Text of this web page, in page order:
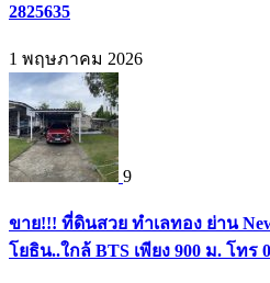
2825635
1 พฤษภาคม 2026
9
ขาย!!! ที่ดินสวย ทำเลทอง ย่าน
โยธิน..ใกล้ BTS เพียง 900 ม. โทร